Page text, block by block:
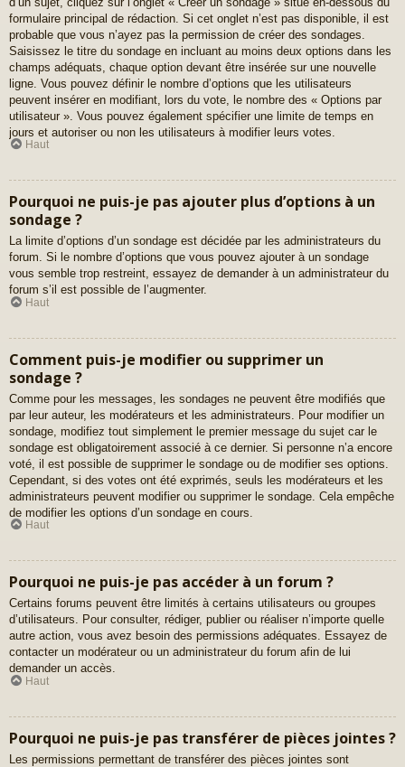
formulaire principal de rédaction. Si cet onglet n’est pas disponible, il est
probable que vous n’ayez pas la permission de créer des sondages.
Saisissez le titre du sondage en incluant au moins deux options dans les
champs adéquats, chaque option devant être insérée sur une nouvelle
ligne. Vous pouvez définir le nombre d’options que les utilisateurs
peuvent insérer en modifiant, lors du vote, le nombre des « Options par
utilisateur ». Vous pouvez également spécifier une limite de temps en
jours et autoriser ou non les utilisateurs à modifier leurs votes.
Haut
Pourquoi ne puis-je pas ajouter plus d’options à un
sondage ?
La limite d’options d’un sondage est décidée par les administrateurs du
forum. Si le nombre d’options que vous pouvez ajouter à un sondage
vous semble trop restreint, essayez de demander à un administrateur du
forum s’il est possible de l’augmenter.
Haut
Comment puis-je modifier ou supprimer un
sondage ?
Comme pour les messages, les sondages ne peuvent être modifiés que
par leur auteur, les modérateurs et les administrateurs. Pour modifier un
sondage, modifiez tout simplement le premier message du sujet car le
sondage est obligatoirement associé à ce dernier. Si personne n’a encore
voté, il est possible de supprimer le sondage ou de modifier ses options.
Cependant, si des votes ont été exprimés, seuls les modérateurs et les
administrateurs peuvent modifier ou supprimer le sondage. Cela empêche
de modifier les options d’un sondage en cours.
Haut
Pourquoi ne puis-je pas accéder à un forum ?
Certains forums peuvent être limités à certains utilisateurs ou groupes
d’utilisateurs. Pour consulter, rédiger, publier ou réaliser n’importe quelle
autre action, vous avez besoin des permissions adéquates. Essayez de
contacter un modérateur ou un administrateur du forum afin de lui
demander un accès.
Haut
Pourquoi ne puis-je pas transférer de pièces jointes ?
Les permissions permettant de transférer des pièces jointes sont